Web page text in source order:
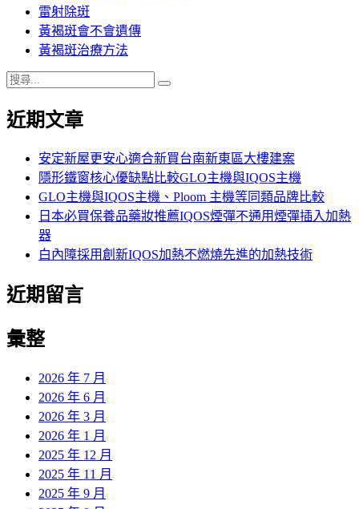
雷射除斑
黃褐斑會不會遺傳
黃褐斑治療方法
搜
關
近期文章
安定新屋更安心適合新買台南新東區大樓建案
隱形鐵窗核心優缺點比較GLO主機與IQOS主機
GLO主機與IQOS主機、Ploom 主機等同類品牌比較
日本必買保養品藥妝推薦IQOS煙彈不通用煙彈插入加熱
器
白內障採用創新IQOS加熱不燃燒先進的加熱技術
近期留言
彙整
2026 年 7 月
2026 年 6 月
2026 年 3 月
2026 年 1 月
2025 年 12 月
2025 年 11 月
2025 年 9 月